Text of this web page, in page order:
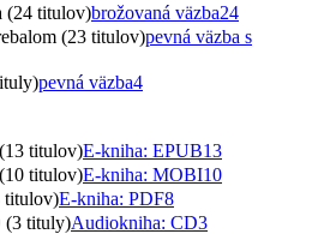
(24 titulov)brožovaná väzba24
(23 titulov)pevná väzba s
pevná väzba4
titulov)E-kniha: EPUB13
titulov)E-kniha: MOBI10
titulov)E-kniha: PDF8
(3 tituly)Audiokniha: CD3